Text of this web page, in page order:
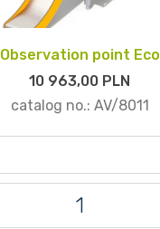
Observation point Eco
10 963,00 PLN
catalog no.: AV/8011